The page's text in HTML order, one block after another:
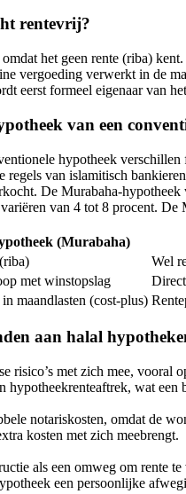
rentevrij?
het geen rente (riba)
vergoeding verwerkt in de
eerst formeel eigenaar van
van een
hypotheek
regels van islamitisch
De Murabaha-
van 4 tot 8 procent.
(Murabaha)
Wel
met winstopslag
maandlasten (cost-plus)
aan halal
risico’s met zich mee, vooral
hypotheekrenteaftrek, wat
notariskosten, omdat de
kosten met zich meebrengt.
als een omweg om rente
een persoonlijke